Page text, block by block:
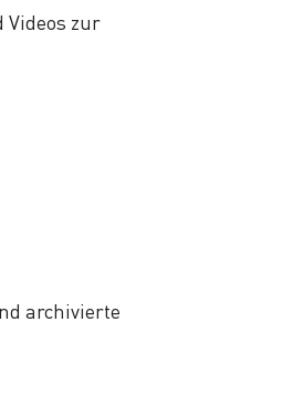
Videos zur
archivierte